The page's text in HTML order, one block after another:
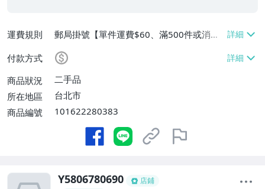
運費規則
郵局掛號【單件運費$60、滿500件或消費
滿$20000免運費】
付款方式
商品狀況
二手品
所在地區
台北市
商品編號
101622280383
Y5806780690
店鋪